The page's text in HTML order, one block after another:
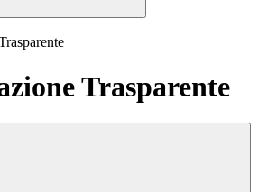
Trasparente